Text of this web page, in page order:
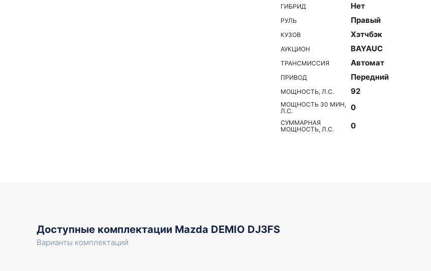
ГИБРИД Нет
РУЛЬ Правый
КУЗОВ Хэтчбэк
АУКЦИОН BAYAUC
ТРАНСМИССИЯ Автомат
ПРИВОД Передний
МОЩНОСТЬ, Л.С. 92
МОЩНОСТЬ 30 МИН,
Л.С.
0
СУММАРНАЯ
МОЩНОСТЬ, Л.С.
0
Доступные комплектации Mazda DEMIO DJ3FS
Варианты комплектаций